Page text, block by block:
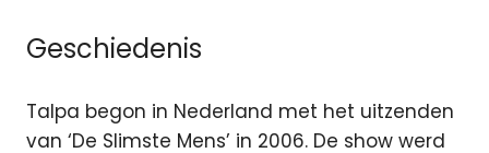
Geschiedenis
Talpa begon in Nederland met het uitzenden
van ‘De Slimste Mens’ in 2006. De show werd